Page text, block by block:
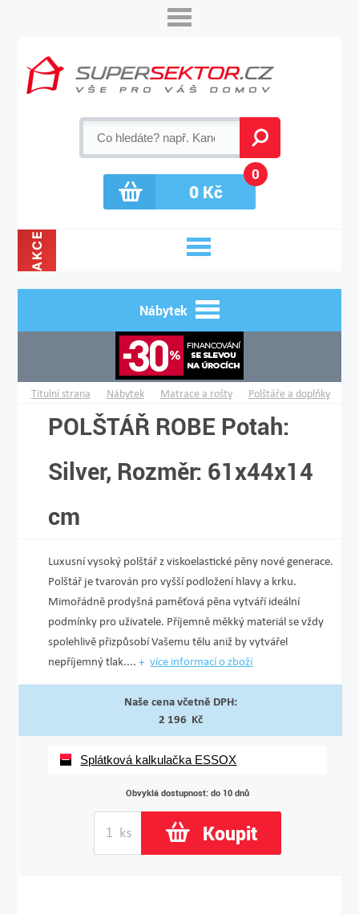
0Kč
0
AKCE
Nábytek
Titulní strana Nábytek Matrace a rošty Polštáře a doplňky
POLŠTÁŘ ROBE Potah:
Silver, Rozměr: 61x44x14
cm
Luxusní vysoký polštář z viskoelastické pěny nové generace.
Polštář je tvarován pro vyšší podložení hlavy a krku.
Mimořádně prodyšná paměťová pěna vytváří ideální
podmínky pro uživatele. Příjemně měkký materiál se vždy
spolehlivě přiz­působí Vašemu tělu aniž by vytvářel
nepříjemný tlak....
více informací o zboží
Naše cena včetně DPH:
2 196 Kč
Splátková kalkulačka ESSOX
Obvyklá dostupnost: do 10 dnů
Koupit